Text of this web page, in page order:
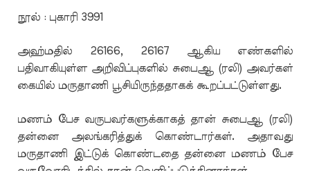
நூல் : புகாரி 3991
அஹ்மதில் 26166, 26167 ஆகிய எண்களில்
பதிவாகியுள்ள அறிவிப்புகளில் சுபைஆ (ரலி) அவர்கள்
கையில் மருதாணி பூசியிருந்ததாகக் கூறப்பட்டுள்ளது.
மணம் பேச வருபவர்களுக்காகத் தான் சுபைஆ (ரலி)
தன்னை அலங்கரித்துக் கொண்டார்கள். அதாவது
மருதாணி இட்டுக் கொண்டதை தன்னை மணம் பேச